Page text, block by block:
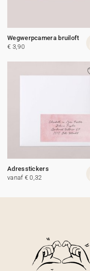
Wegwerpcamera bruiloft
€ 3,90
Adresstickers
vanaf € 0,32